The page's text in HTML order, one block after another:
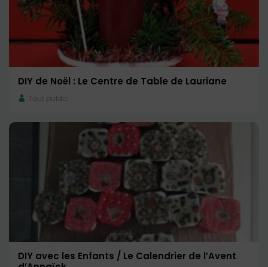
DIY de Noël : Le Centre de Table de Lauriane
Tout public
DIY avec les Enfants / Le Calendrier de l’Avent